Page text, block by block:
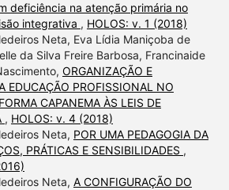
deficiência na atenção primária no
integrativa , HOLOS: v. 1 (2018)
Neta, Eva Lídia Maniçoba de
da Silva Freire Barbosa, Francinaide
ORGANIZAÇÃO E
EDUCAÇÃO PROFISSIONAL NO
CAPANEMA ÀS LEIS DE
, HOLOS: v. 4 (2018)
Neta, POR UMA PEDAGOGIA DA
PRÁTICAS E SENSIBILIDADES ,
Neta, A CONFIGURAÇÃO DO